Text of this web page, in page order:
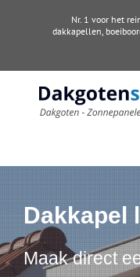
Nr. 1 voor het
dakkapellen,
Dakkapel
Maak direct